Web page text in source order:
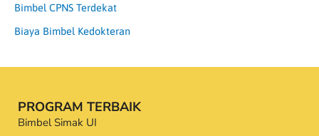
Bimbel CPNS Terdekat
Biaya Bimbel Kedokteran
PROGRAM TERBAIK
Bimbel Simak UI